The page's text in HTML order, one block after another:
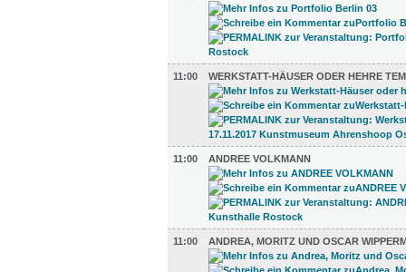
11:00 WERKSTATT-HÄUSER ODER HEHRE
11:00 ANDREE VOLKMANN
11:00 ANDREA, MORITZ UND OSCAR